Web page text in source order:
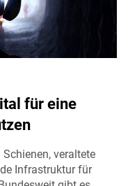
für eine
veraltete
Infrastruktur für